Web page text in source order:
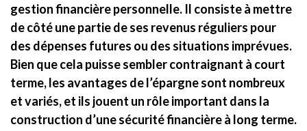
gestion financière personnelle. Il consiste à mettre
de côté une partie de ses revenus réguliers pour
des dépenses futures ou des situations imprévues.
Bien que cela puisse sembler contraignant à court
terme, les avantages de l’épargne sont nombreux
et variés, et ils jouent un rôle important dans la
construction d’une sécurité financière à long terme.